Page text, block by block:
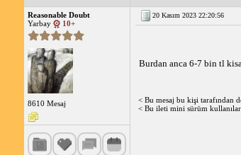
Reasonable Doubt
Yarbay
10+
8610 Mesaj
20 Kasım 2023 22:20:56
Burdan anca 6-7 bin tl
< Bu mesaj bu kişi tarafından
< Bu ileti mini sürüm